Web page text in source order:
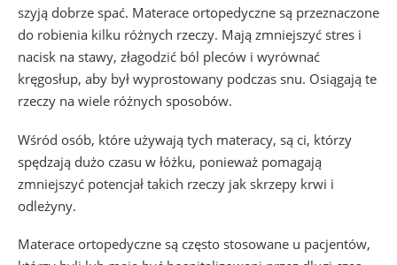
szyją dobrze spać. Materace ortopedyczne są przeznaczone
do robienia kilku różnych rzeczy. Mają zmniejszyć stres i
nacisk na stawy, złagodzić ból pleców i wyrównać
kręgosłup, aby był wyprostowany podczas snu. Osiągają te
rzeczy na wiele różnych sposobów.
Wśród osób, które używają tych materacy, są ci, którzy
spędzają dużo czasu w łóżku, ponieważ pomagają
zmniejszyć potencjał takich rzeczy jak skrzepy krwi i
odleżyny.
Materace ortopedyczne są często stosowane u pacjentów,